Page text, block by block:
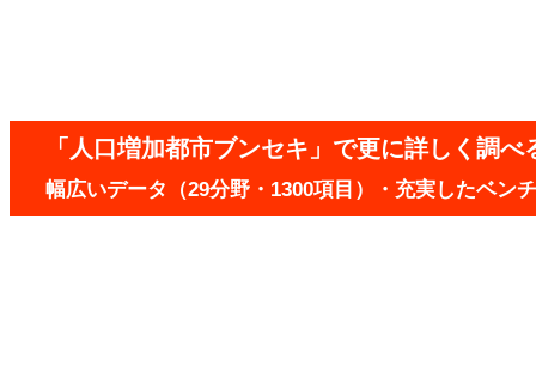
「人口増加都市ブンセキ」で更に詳しく調べ
幅広いデータ（29分野・1300項目）・充実したベン